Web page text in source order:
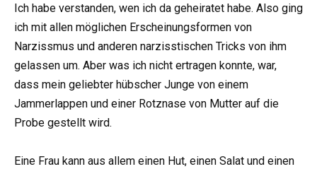
Ich habe verstanden, wen ich da geheiratet habe. Also ging
ich mit allen möglichen Erscheinungsformen von
Narzissmus und anderen narzisstischen Tricks von ihm
gelassen um. Aber was ich nicht ertragen konnte, war,
dass mein geliebter hübscher Junge von einem
Jammerlappen und einer Rotznase von Mutter auf die
Probe gestellt wird.
Eine Frau kann aus allem einen Hut, einen Salat und einen